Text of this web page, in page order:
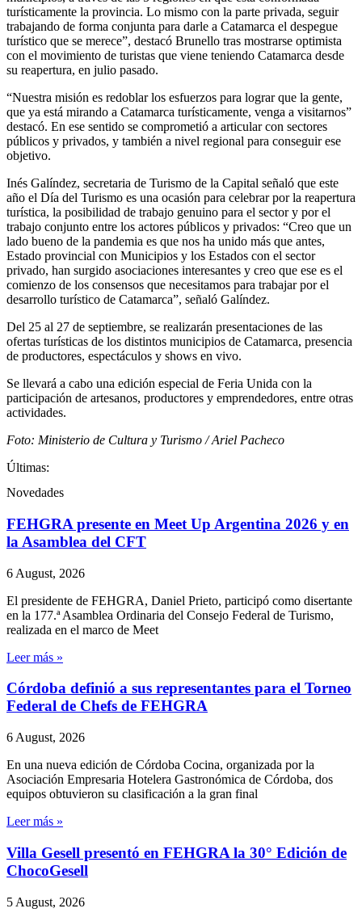
turísticamente la provincia. Lo mismo con la parte privada, seguir
trabajando de forma conjunta para darle a Catamarca el despegue
turístico que se merece”, destacó Brunello tras mostrarse optimista
con el movimiento de turistas que viene teniendo Catamarca desde
su reapertura, en julio pasado.
“Nuestra misión es redoblar los esfuerzos para lograr que la gente,
que ya está mirando a Catamarca turísticamente, venga a visitarnos”
destacó. En ese sentido se comprometió a articular con sectores
públicos y privados, y también a nivel regional para conseguir ese
objetivo.
Inés Galíndez, secretaria de Turismo de la Capital señaló que este
año el Día del Turismo es una ocasión para celebrar por la reapertura
turística, la posibilidad de trabajo genuino para el sector y por el
trabajo conjunto entre los actores públicos y privados: “Creo que un
lado bueno de la pandemia es que nos ha unido más que antes,
Estado provincial con Municipios y los Estados con el sector
privado, han surgido asociaciones interesantes y creo que ese es el
comienzo de los consensos que necesitamos para trabajar por el
desarrollo turístico de Catamarca”, señaló Galíndez.
Del 25 al 27 de septiembre, se realizarán presentaciones de las
ofertas turísticas de los distintos municipios de Catamarca, presencia
de productores, espectáculos y shows en vivo.
Se llevará a cabo una edición especial de Feria Unida con la
participación de artesanos, productores y emprendedores, entre otras
actividades.
Foto: Ministerio de Cultura y Turismo / Ariel Pacheco
Últimas:
Novedades
FEHGRA presente en Meet Up Argentina 2026 y en
la Asamblea del CFT
6 August, 2026
El presidente de FEHGRA, Daniel Prieto, participó como disertante
en la 177.ª Asamblea Ordinaria del Consejo Federal de Turismo,
realizada en el marco de Meet
Leer más »
Córdoba definió a sus representantes para el Torneo
Federal de Chefs de FEHGRA
6 August, 2026
En una nueva edición de Córdoba Cocina, organizada por la
Asociación Empresaria Hotelera Gastronómica de Córdoba, dos
equipos obtuvieron su clasificación a la gran final
Leer más »
Villa Gesell presentó en FEHGRA la 30° Edición de
ChocoGesell
5 August, 2026